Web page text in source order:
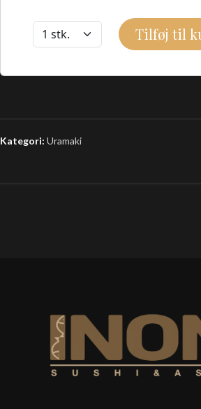
Kategori: Uramaki